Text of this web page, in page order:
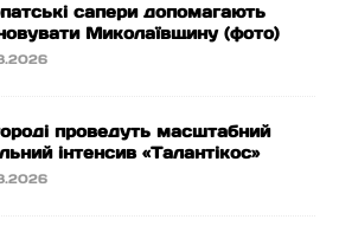
сапери допомагають
Миколаївщину (фото)
проведуть масштабний
інтенсив «Талантікос»